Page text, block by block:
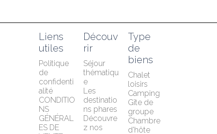
Liens
utiles
Politique
de
confidenti
alité
CONDITIO
NS
GÉNÉRAL
ES DE
Découv
rir
Séjour
thématiqu
e
Les
destinatio
ns phares
Découvre
z nos
Type
de
biens
Chalet
loisirs
Camping
Gîte de
groupe
Chambre
d'hôte